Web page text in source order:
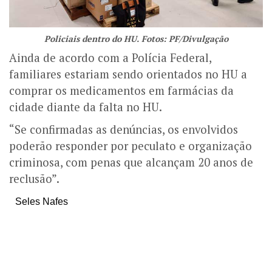
Policiais dentro do HU. Fotos: PF/Divulgação
Ainda de acordo com a Polícia Federal,
familiares estariam sendo orientados no HU a
comprar os medicamentos em farmácias da
cidade diante da falta no HU.
“Se confirmadas as denúncias, os envolvidos
poderão responder por peculato e organização
criminosa, com penas que alcançam 20 anos de
reclusão”.
Seles Nafes